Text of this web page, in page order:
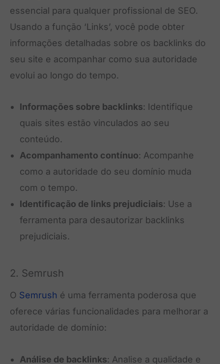
essencial para qualquer profissional de SEO.
Usando a função ‘Links’, você pode obter
informações detalhadas sobre os backlinks do
seu site e acompanhar como sua autoridade
evolui ao longo do tempo.
Informações sobre backlinks: Identifique
quais sites estão vinculados ao seu
conteúdo.
Acompanhamento contínuo: Acompanhe
como a autoridade do seu domínio muda
com o tempo.
Identificação de links prejudiciais: Use a
ferramenta para desautorizar backlinks
prejudiciais.
2. Semrush
O Semrush é uma ferramenta poderosa que
oferece várias funcionalidades para melhorar a
autoridade de domínio:
Análise de backlinks: Analise a qualidade e